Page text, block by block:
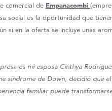
comercial de Empanacombi
social es la oportunidad que
si en la oferta se incluye unas
es mi esposa Cinthya
síndrome de Down, decidió que
familiar puede